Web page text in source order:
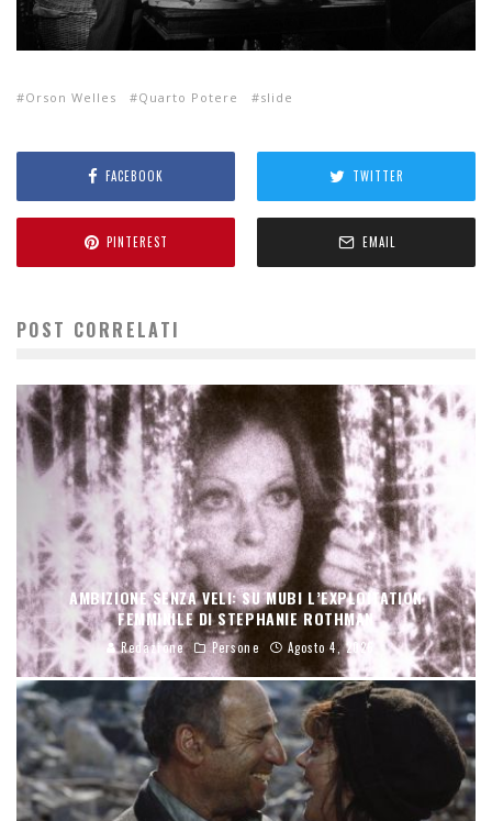
Orson Welles Quarto Potere slide
FACEBOOK TWITTER
PINTEREST EMAIL
POST CORRELATI
AMBIZIONE SENZA VELI: SU MUBI L’EXPLOITATION
FEMMINILE DI STEPHANIE ROTHMAN
Redazione Persone Agosto 4, 2026